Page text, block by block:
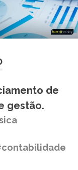
de
gestão.